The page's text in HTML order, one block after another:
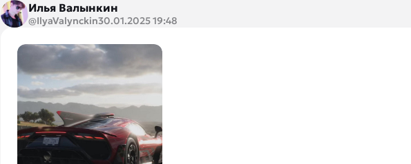
Илья Валынкин
@IlyaValynckin30.01.2025 19:48